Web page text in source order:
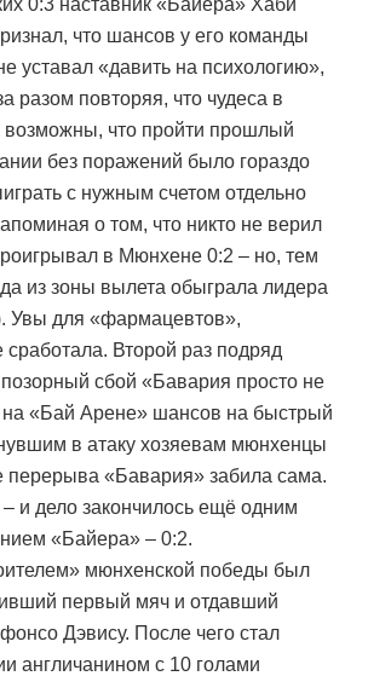
что шансов у его команды
уставал «давить на психологию»,
разом повторяя, что чудеса в
что пройти прошлый
без поражений было гораздо
с нужным счетом отдельно
о том, что никто не верил
в Мюнхене 0:2 – но, тем
из зоны вылета обыграла лидера
Увы для «фармацевтов»,
сработала. Второй раз подряд
позорный сбой «Бавария просто не
на «Бай Арене» шансов на быстрый
в атаку хозяевам мюнхенцы
перерыва «Бавария» забила сама.
и дело закончилось ещё одним
«Байера» – 0:2.
мюнхенской победы был
первый мяч и отдавший
Дэвису. После чего стал
англичанином с 10 голами